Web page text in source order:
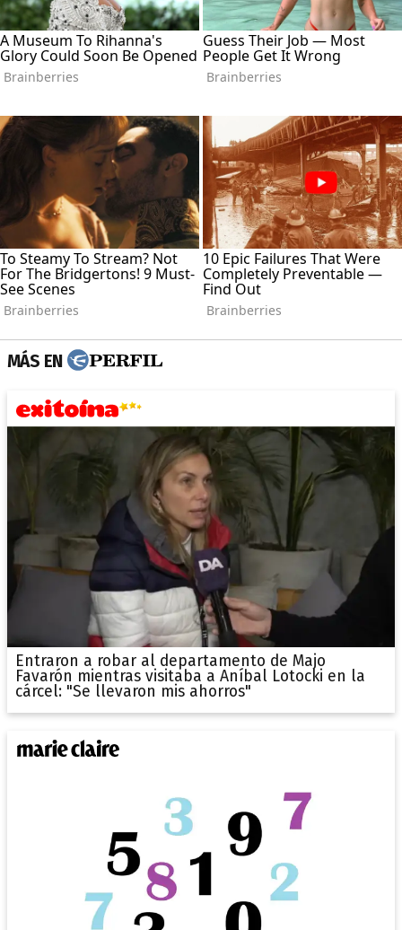
MÁS EN
Entraron a robar al departamento de Majo
Favarón mientras visitaba a Aníbal Lotocki en la
cárcel: "Se llevaron mis ahorros"